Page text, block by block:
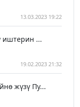
13.03.2023 19:22
иштерин ...
19.02.2023 21:32
жүзү Пу...